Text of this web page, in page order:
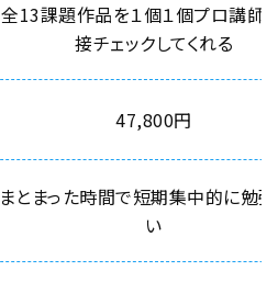
全13課題作品を１個１個プロ講師
接チェックしてくれる
47,800円
まとまった時間で短期集中的に勉
い